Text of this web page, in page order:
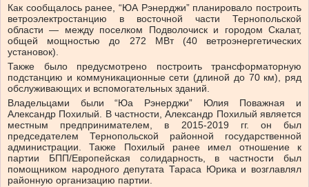
Как сообщалось ранее, “ЮА Рэнерджи” планировало построить
ветроэлектростанцию в восточной части Тернопольской
области — между поселком Подволочиск и городом Скалат,
общей мощностью до 272 МВт (40 ветроэнергетических
установок).
Также было предусмотрено построить трансформаторную
подстанцию и коммуникационные сети (длиной до 70 км), ряд
обслуживающих и вспомогательных зданий.
Владельцами были “Юа Рэнерджи” Юлия Поважная и
Александр Похилый. В частности, Александр Похилый является
местным предпринимателем, в 2015-2019 гг. он был
председателем Тернопольской районной государственной
администрации. Также Похилый ранее имел отношение к
партии БПП/Европейская солидарность, в частности был
помощником народного депутата Тараса Юрика и возглавлял
районную организацию партии.